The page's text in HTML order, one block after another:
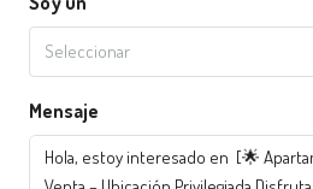
Seleccionar
Mensaje